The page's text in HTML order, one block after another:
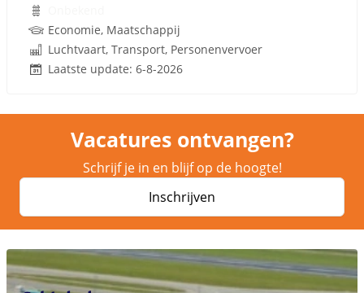
Economie, Maatschappij
Luchtvaart, Transport, Personenvervoer
Laatste update: 6-8-2026
Vacatures ontvangen?
Schrijf je in en blijf op de hoogte!
Inschrijven